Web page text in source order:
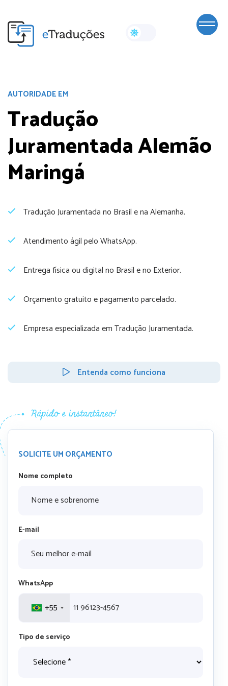
AUTORIDADE EM
Tradução
Juramentada Alemão
Maringá
Tradução Juramentada no Brasil e na Alemanha.
Atendimento ágil pelo WhatsApp.
Entrega física ou digital no Brasil e no Exterior.
Orçamento gratuito e pagamento parcelado.
Empresa especializada em Tradução Juramentada.
Entenda como funciona
SOLICITE UM ORÇAMENTO
Nome completo
E-mail
WhatsApp
+55
Tipo de serviço